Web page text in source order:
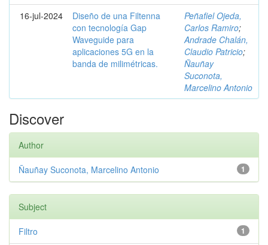
16-jul-2024
Diseño de una Filtenna
con tecnología Gap
Waveguide para
aplicaciones 5G en la
banda de milimétricas.
Peñafiel Ojeda,
Carlos Ramiro;
Andrade Chalán,
Claudio Patricio;
Ñauñay
Suconota,
Marcelino Antonio
Discover
Author
1
Ñauñay Suconota, Marcelino Antonio
Subject
1
Filtro